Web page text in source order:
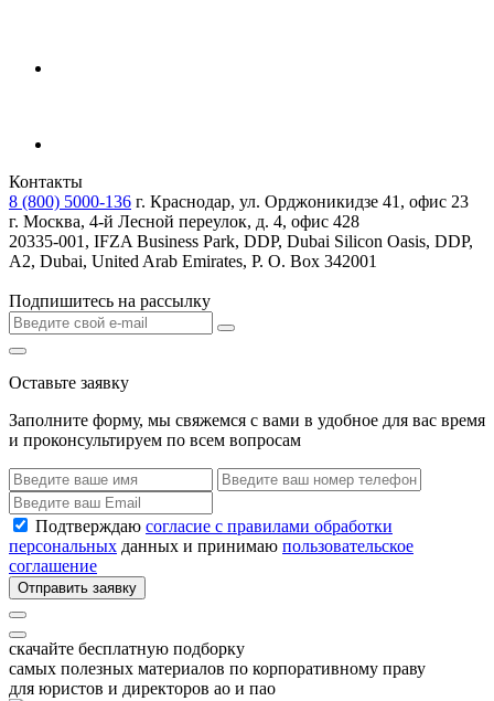
Контакты
8 (800) 5000-136 г. Краснодар, ул. Орджоникидзе 41, офис 23
г. Москва, 4-й Лесной переулок, д. 4, офис 428
20335-001, IFZA Business Park, DDP, Dubai Silicon Oasis, DDP,
A2, Dubai, United Arab Emirates, P. O. Box 342001
Подпишитесь на рассылку
Оставьте заявку
Заполните форму, мы свяжемся с вами в удобное для вас время
и проконсультируем по всем вопросам
Подтверждаю согласие с правилами обработки
персональных данных и принимаю пользовательское
соглашение
Отправить заявку
скачайте бесплатную подборку
самых полезных материалов по корпоративному праву
для юристов и директоров ао и пао